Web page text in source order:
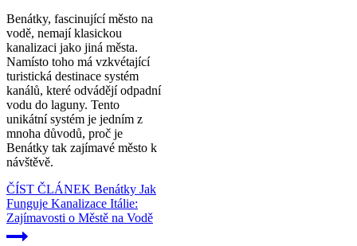
Benátky, fascinující město na
vodě, nemají klasickou
kanalizaci jako jiná města.
Namísto toho má vzkvétající
turistická destinace systém
kanálů, které odvádějí odpadní
vodu do laguny. Tento
unikátní systém je jedním z
mnoha důvodů, proč je
Benátky tak zajímavé město k
návštěvě.
ČÍST ČLÁNEK Benátky Jak
Funguje Kanalizace Itálie:
Zajímavosti o Městě na Vodě